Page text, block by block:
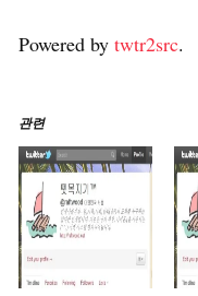
Powered by twtr2src.
관련